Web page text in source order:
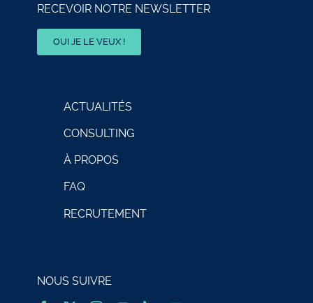
RECEVOIR NOTRE NEWSLETTER
OUI JE LE VEUX !
ACTUALITÉS
CONSULTING
À PROPOS
FAQ
RECRUTEMENT
NOUS SUIVRE